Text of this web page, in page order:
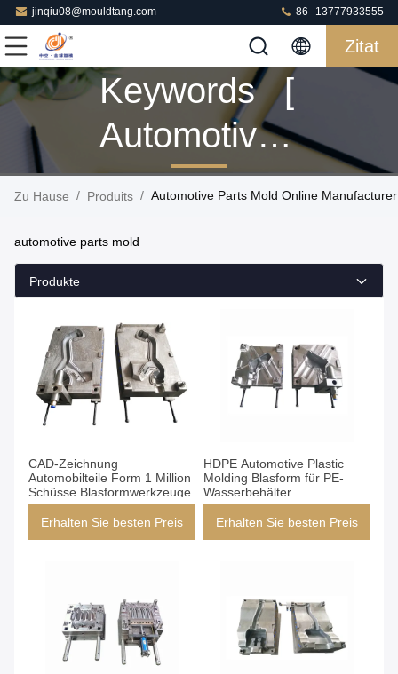
jinqiu08@mouldtang.com 86--13777933555
Zitat
Keywords [
Automotive
Parts Mold ]
Produits
Zu Hause / Produits / Automotive Parts Mold Online Manufacturer
automotive parts mold
Produkte
CAD-Zeichnung
Automobilteile Form 1 Million
Schüsse Blasformwerkzeuge
Erhalten Sie besten Preis
HDPE Automotive Plastic
Molding Blasform für PE-
Wasserbehälter
Erhalten Sie besten Preis